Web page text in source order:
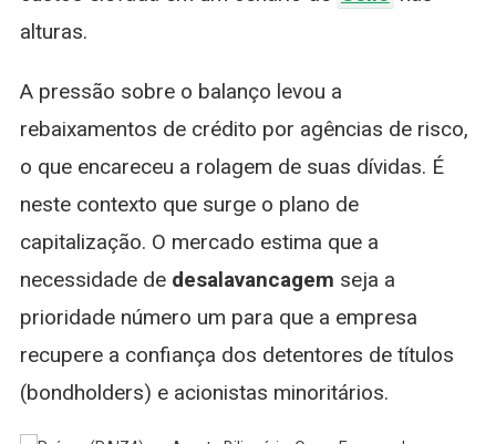
alturas.
A pressão sobre o balanço levou a
rebaixamentos de crédito por agências de risco,
o que encareceu a rolagem de suas dívidas. É
neste contexto que surge o plano de
capitalização. O mercado estima que a
necessidade de desalavancagem seja a
prioridade número um para que a empresa
recupere a confiança dos detentores de títulos
(bondholders) e acionistas minoritários.